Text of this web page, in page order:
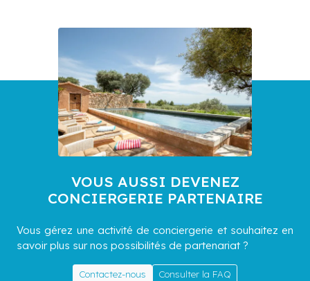
VOUS AUSSI DEVENEZ
CONCIERGERIE PARTENAIRE
Vous gérez une activité de conciergerie et souhaitez en
savoir plus sur nos possibilités de partenariat ?
Contactez-nous Consulter la FAQ